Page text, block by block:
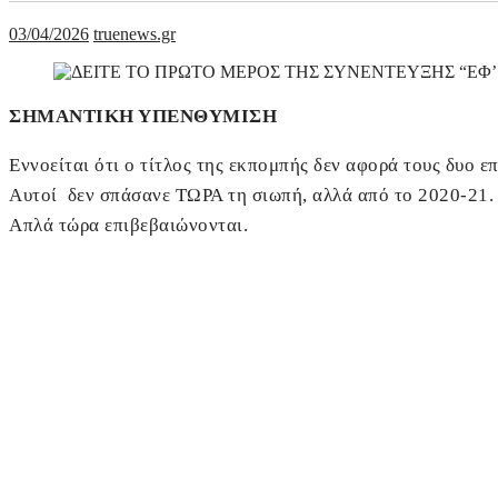
03/04/2026 truenews.gr
ΣΗΜΑΝΤΙΚΗ ΥΠΕΝΘΥΜΙΣΗ
Εννοείται ότι ο τίτλος της εκπομπής δεν αφορά τους δυο
Αυτοί δεν σπάσανε ΤΩΡΑ τη σιωπή, αλλά από το 2020-21.
Απλά τώρα επιβεβαιώνονται.